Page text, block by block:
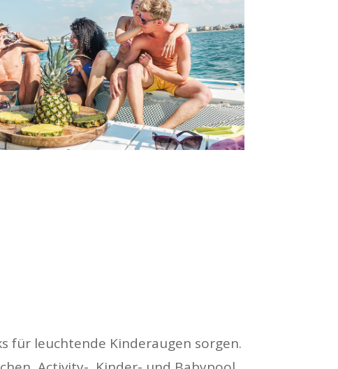
für leuchtende Kinderaugen sorgen.